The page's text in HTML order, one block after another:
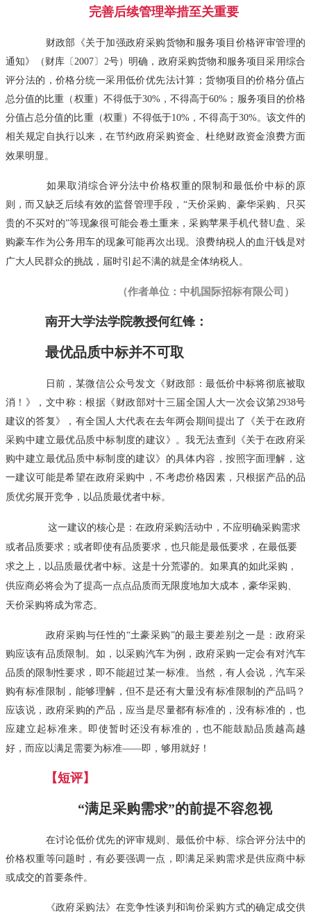
完善后续管理举措至关重要
财政部《关于加强政府采购货物和服务项目价格评审管理的
通知》（财库〔2007〕2号）明确，政府采购货物和服务项目采用综合
评分法的，价格分统一采用低价优先法计算；货物项目的价格分值占
总分值的比重（权重）不得低于30%，不得高于60%；服务项目的价格
分值占总分值的比重（权重）不得低于10%，不得高于30%。该文件的
相关规定自执行以来，在节约政府采购资金、杜绝财政资金浪费方面
效果明显。
如果取消综合评分法中价格权重的限制和最低价中标的原
则，而又缺乏后续有效的监督管理手段，“天价采购、豪华采购、只买
贵的不买对的”等现象很可能会卷土重来，采购苹果手机代替U盘、采
购豪车作为公务用车的现象可能再次出现。浪费纳税人的血汗钱是对
广大人民群众的挑战，届时引起不满的就是全体纳税人。
（作者单位：中机国际招标有限公司）
南开大学法学院教授何红锋：
最优品质中标并不可取
日前，某微信公众号发文《财政部：最低价中标将彻底被取
消！》，文中称：根据《财政部对十三届全国人大一次会议第2938号
建议的答复》，有全国人大代表在去年两会期间提出了《关于在政府
采购中建立最优品质中标制度的建议》。我无法查到《关于在政府采
购中建立最优品质中标制度的建议》的具体内容，按照字面理解，这
一建议可能是希望在政府采购中，不考虑价格因素，只根据产品的品
质优劣展开竞争，以品质最优者中标。
这一建议的核心是：在政府采购活动中，不应明确采购需求
或者品质要求；或者即使有品质要求，也只能是最低要求，在最低要
求之上，以品质最优者中标。这是十分荒谬的。如果真的如此采购，
供应商必将会为了提高一点点品质而无限度地加大成本，豪华采购、
天价采购将成为常态。
政府采购与任性的“土豪采购”的最主要差别之一是：政府采
购应该有品质限制。如，以采购汽车为例，政府采购一定会有对汽车
品质的限制性要求，即不能超过某一标准。当然，有人会说，汽车采
购有标准限制，能够理解，但不是还有大量没有标准限制的产品吗？
应该说，政府采购的产品，应当是尽量都有标准的，没有标准的，也
应建立起标准来。即使暂时还没有标准的，也不能鼓励品质越高越
好，而应以满足需要为标准——即，够用就好！
【短评】
“满足采购需求”的前提不容忽视
在讨论低价优先的评审规则、最低价中标、综合评分法中的
价格权重等问题时，有必要强调一点，即满足采购需求是供应商中标
或成交的首要条件。
《政府采购法》在竞争性谈判和询价采购方式的确定成交供